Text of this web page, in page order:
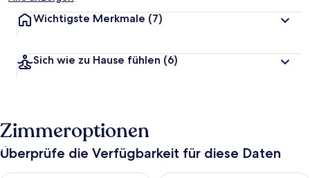
Wichtigste Merkmale (7)
Sich wie zu Hause fühlen (6)
Zimmeroptionen
Überprüfe die Verfügbarkeit für diese Daten